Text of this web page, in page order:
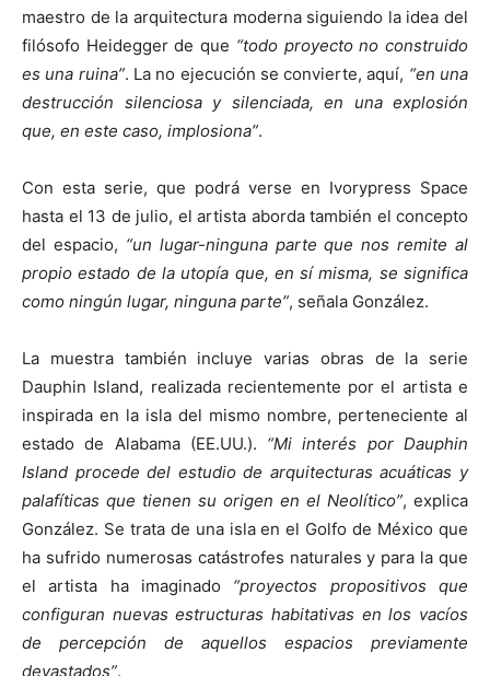
maestro de la arquitectura moderna siguiendo la idea del
filósofo Heidegger de que “todo proyecto no construido
es una ruina”. La no ejecución se convierte, aquí, “en una
destrucción silenciosa y silenciada, en una explosión
que, en este caso, implosiona”.
Con esta serie, que podrá verse en Ivorypress Space
hasta el 13 de julio, el artista aborda también el concepto
del espacio, “un lugar-ninguna parte que nos remite al
propio estado de la utopía que, en sí misma, se significa
como ningún lugar, ninguna parte”, señala González.
La muestra también incluye varias obras de la serie
Dauphin Island, realizada recientemente por el artista e
inspirada en la isla del mismo nombre, perteneciente al
estado de Alabama (EE.UU.). “Mi interés por Dauphin
Island procede del estudio de arquitecturas acuáticas y
palafíticas que tienen su origen en el Neolítico”, explica
González. Se trata de una isla en el Golfo de México que
ha sufrido numerosas catástrofes naturales y para la que
el artista ha imaginado “proyectos propositivos que
configuran nuevas estructuras habitativas en los vacíos
de percepción de aquellos espacios previamente
devastados”.